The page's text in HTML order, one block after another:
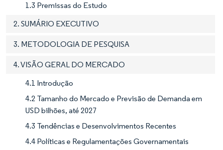
1.3 Premissas do Estudo
2. SUMÁRIO EXECUTIVO
3. METODOLOGIA DE PESQUISA
4. VISÃO GERAL DO MERCADO
4.1 Introdução
4.2 Tamanho do Mercado e Previsão de Demanda em
USD bilhões, até 2027
4.3 Tendências e Desenvolvimentos Recentes
4.4 Políticas e Regulamentações Governamentais